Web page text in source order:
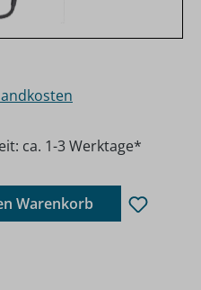
ca. 1-3 Werktage*
den gewünschten
Warenkorb